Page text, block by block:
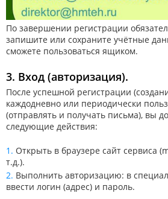
По завершении регистрации
запишите или сохраните учётные
сможете пользоваться ящиком.
3. Вход (авторизация).
После успешной регистрации
каждодневно или периодически
(отправлять и получать письма), вы
следующие действия:
Открыть в браузере сайт сервиса
т.д.).
Выполнить авторизацию: в
ввести логин (адрес) и пароль.